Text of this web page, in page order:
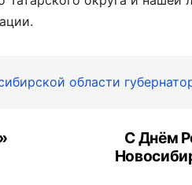
области
C Днём